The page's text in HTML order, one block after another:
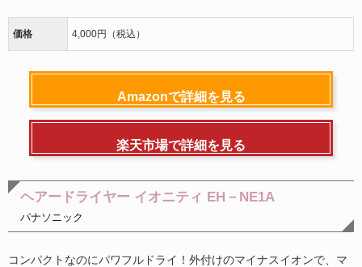
価格 4,000円（税込）
Amazonで詳細を見る
楽天市場で詳細を見る
ヘアードライヤー イオニティ EH－NE1A
パナソニック
コンパクトなのにパワフルドライ！外付けのマイナスイオンで、マ